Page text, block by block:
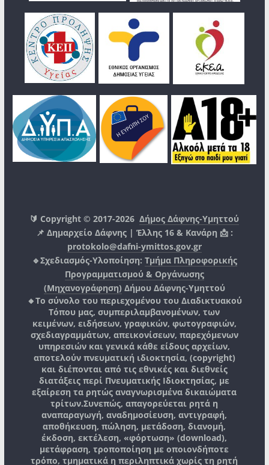
🔰 Copyright © 2017-2026Δήμος Δάφνης-Υμηττού
📌 Δημαρχείο Δάφνης | Έλλης 16 & Κανάρη 📩 :
protokolo@dafni-ymittos.gov.gr
🔹Σχεδιασμός-Υλοποίηση: Τμήμα Πληροφορικής
Προγραμματισμού & Οργάνωσης
(Μηχανογράφηση) Δήμου Δάφνης-Υμηττού
🔸Το σύνολο του περιεχομένου του Διαδικτυακού
Τόπου μας, συμπεριλαμβανομένων, των
κειμένων, ειδήσεων, γραφικών, φωτογραφιών,
σχεδιαγραμμάτων, απεικονίσεων, παρεχόμενων
υπηρεσιών και γενικά κάθε είδους αρχείων,
αποτελούν πνευματική ιδιοκτησία, (copyright)
και διέπονται από τις εθνικές και διεθνείς
διατάξεις περί Πνευματικής Ιδιοκτησίας, με
εξαίρεση τα ρητώς αναγνωρισμένα δικαιώματα
τρίτων.Συνεπώς, απαγορεύεται ρητά η
αναπαραγωγή, αναδημοσίευση, αντιγραφή,
αποθήκευση, πώληση, μετάδοση, διανομή,
έκδοση, εκτέλεση, «φόρτωση» (download),
μετάφραση, τροποποίηση με οποιονδήποτε
τρόπο, τμηματικά η περιληπτικά χωρίς τη ρητή